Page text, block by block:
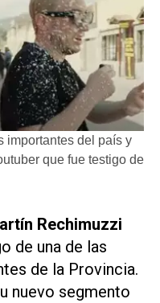
importantes del país y
que fue testigo de
Rechimuzzi
de una de las
de la Provincia.
nuevo segmento